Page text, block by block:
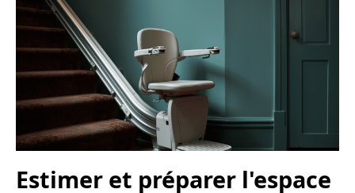
Estimer et préparer l'espace